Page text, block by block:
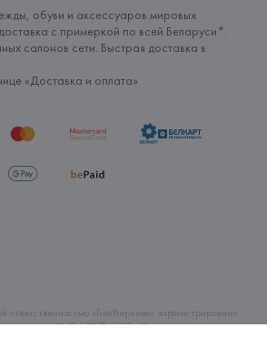
обуви и аксессуаров мировых
с примеркой по всей Беларуси*.
салонов сети. Быстрая доставка в
«Доставка и оплата»
ответственностью «БелВиринея» зарегистрировано
УНП 190706320. Юр.адрес: г. Минск, ул.